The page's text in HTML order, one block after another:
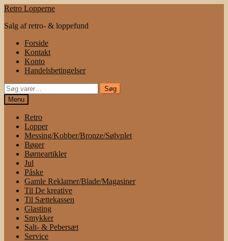
Spring
navigation
Spring
indhold
Retro Lopperne
Salg af retro- & loppefund
Forside
Kontakt
Konto
Handelsbetingelser
Søg
efter:
Søg
Menu
Retro
Lopper
Messing/Kobber/Bronze/Sølvplet
Bøger
Børneartikler
Jul
Påske
Gamle Reklamer/Blade/Magasiner
Til De kreative
Til Sættekassen
Glasting
Smykker
Salt- & Pebersæt
Service